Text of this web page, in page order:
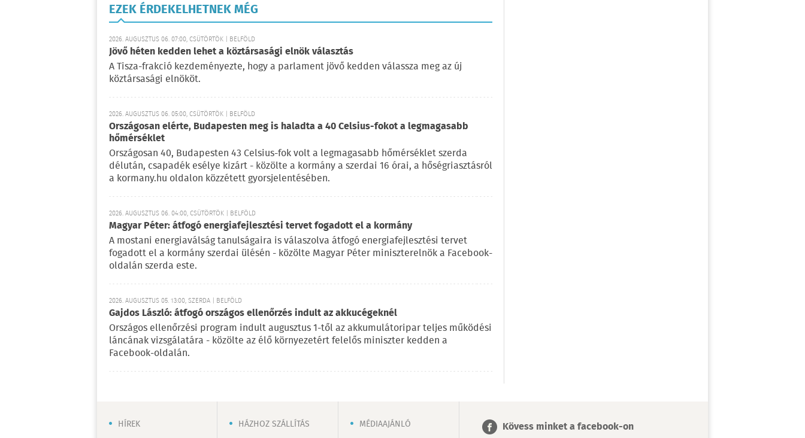
EZEK ÉRDEKELHETNEK MÉG
2026. AUGUSZTUS 06. 07:00, CSÜTÖRTÖK | BELFÖLD
Jövő héten kedden lehet a köztársasági elnök választás
A Tisza-frakció kezdeményezte, hogy a parlament jövő kedden válassza meg az új
köztársasági elnököt.
2026. AUGUSZTUS 06. 05:00, CSÜTÖRTÖK | BELFÖLD
Országosan elérte, Budapesten meg is haladta a 40 Celsius-fokot a legmagasabb
hőmérséklet
Országosan 40, Budapesten 43 Celsius-fok volt a legmagasabb hőmérséklet szerda
délután, csapadék esélye kizárt - közölte a kormány a szerdai 16 órai, a hőségriasztásról
a kormany.hu oldalon közzétett gyorsjelentésében.
2026. AUGUSZTUS 06. 04:00, CSÜTÖRTÖK | BELFÖLD
Magyar Péter: átfogó energiafejlesztési tervet fogadott el a kormány
A mostani energiaválság tanulságaira is válaszolva átfogó energiafejlesztési tervet
fogadott el a kormány szerdai ülésén - közölte Magyar Péter miniszterelnök a Facebook-
oldalán szerda este.
2026. AUGUSZTUS 05. 13:00, SZERDA | BELFÖLD
Gajdos László: átfogó országos ellenőrzés indult az akkucégeknél
Országos ellenőrzési program indult augusztus 1-től az akkumulátoripar teljes működési
láncának vizsgálatára - közölte az élő környezetért felelős miniszter kedden a
Facebook-oldalán.
HÍREK HÁZHOZ SZÁLLÍTÁS MÉDIAAJÁNLÓ Kövess minket a facebook-on